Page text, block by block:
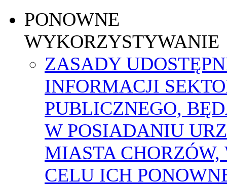
PONOWNE
WYKORZYSTYWANIE
ZASADY
INFORMACJI
PUBLICZNEGO,
W POSIADANIU
MIASTA CHORZÓW,
CELU ICH